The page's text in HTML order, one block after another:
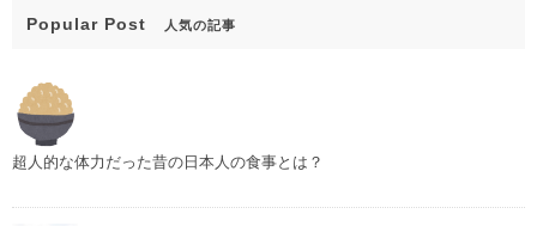
Popular Post 人気の記事
超人的な体力だった昔の日本人の食事とは？